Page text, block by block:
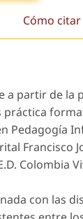
Cómo citar
a partir de la
práctica
Pedagogía
Francisco
Colombia
con las